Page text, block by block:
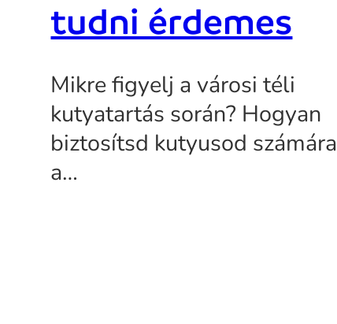
tudni érdemes
Mikre figyelj a városi téli
kutyatartás során? Hogyan
biztosítsd kutyusod számára
a…